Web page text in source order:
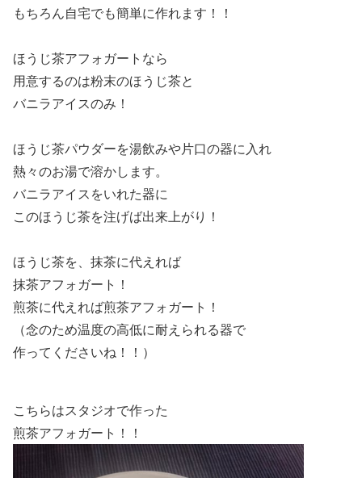
もちろん自宅でも簡単に作れます！！
ほうじ茶アフォガートなら
用意するのは粉末のほうじ茶と
バニラアイスのみ！
ほうじ茶パウダーを湯飲みや片口の器に入れ
熱々のお湯で溶かします。
バニラアイスをいれた器に
このほうじ茶を注げば出来上がり！
ほうじ茶を、抹茶に代えれば
抹茶アフォガート！
煎茶に代えれば煎茶アフォガート！
（念のため温度の高低に耐えられる器で
作ってくださいね！！）
こちらはスタジオで作った
煎茶アフォガート！！